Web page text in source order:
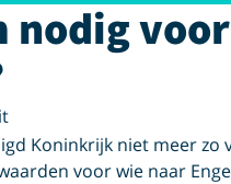
nodig
Koninkrijk niet meer zo
voor wie naar